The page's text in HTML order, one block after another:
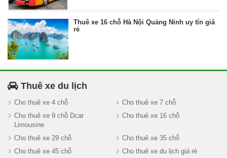
Thuê xe 16 chỗ Hà Nội Quảng Ninh uy tín giá
rẻ
Thuê xe du lịch
Cho thuê xe 4 chỗ
Cho thuê xe 7 chỗ
Cho thuê xe 9 chỗ Dcar
Limousine
Cho thuê xe 16 chỗ
Cho thuê xe 29 chỗ
Cho thuê xe 35 chỗ
Cho thuê xe 45 chỗ
Cho thuê xe du lịch giá rẻ